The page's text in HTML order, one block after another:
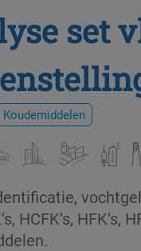
set
Koudemiddelen
HCFK’s, HFK’s,